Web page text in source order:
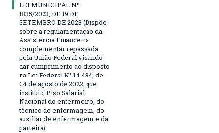
LEI MUNICIPAL Nº
1835/2023, DE 19 DE
SETEMBRO DE 2023 (Dispõe
sobre a regulamentação da
Assistência Financeira
complementar repassada
pela União Federal visando
dar cumprimento ao disposto
na Lei Federal N° 14.434, de
04 de agosto de 2022, que
institui o Piso Salarial
Nacional do enfermeiro, do
técnico de enfermagem, do
auxiliar de enfermagem e da
parteira)